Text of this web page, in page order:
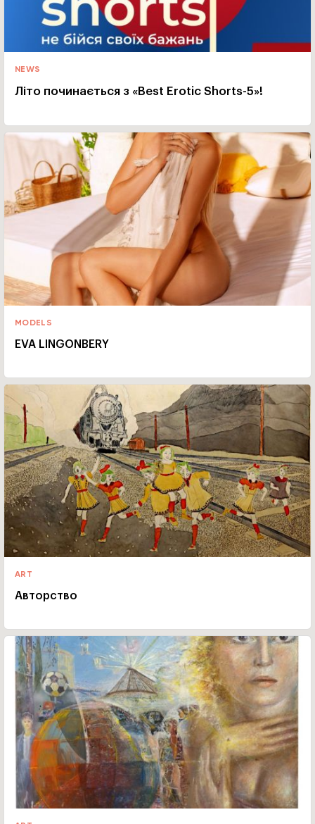
NEWS
Літо починається з «Best Erotic Shorts-5»!
MODELS
EVA LINGONBERY
ART
Авторство